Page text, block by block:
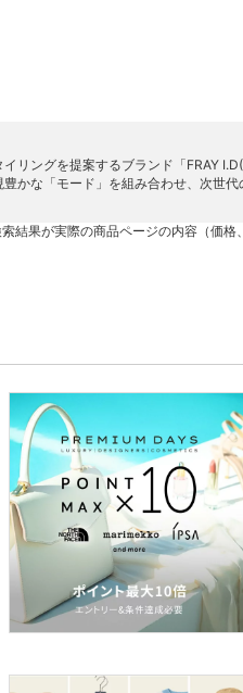
リングを提案するブランド「FRAY I.D(
かな「モード」を組み合わせ、次世
結果が実際の商品ページの内容（価